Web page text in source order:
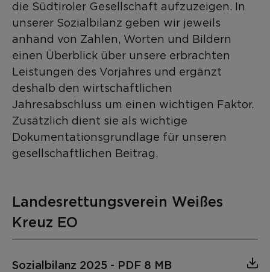
die Südtiroler Gesellschaft aufzuzeigen. In
unserer Sozialbilanz geben wir jeweils
anhand von Zahlen, Worten und Bildern
einen Überblick über unsere erbrachten
Leistungen des Vorjahres und ergänzt
deshalb den wirtschaftlichen
Jahresabschluss um einen wichtigen Faktor.
Zusätzlich dient sie als wichtige
Dokumentationsgrundlage für unseren
gesellschaftlichen Beitrag.
Landesrettungsverein Weißes
Kreuz EO
Sozialbilanz 2025 - PDF 8 MB